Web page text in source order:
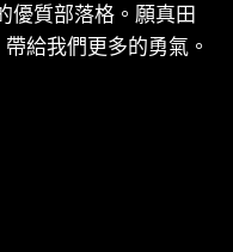
質部落格。願真田
給我們更多的勇氣。